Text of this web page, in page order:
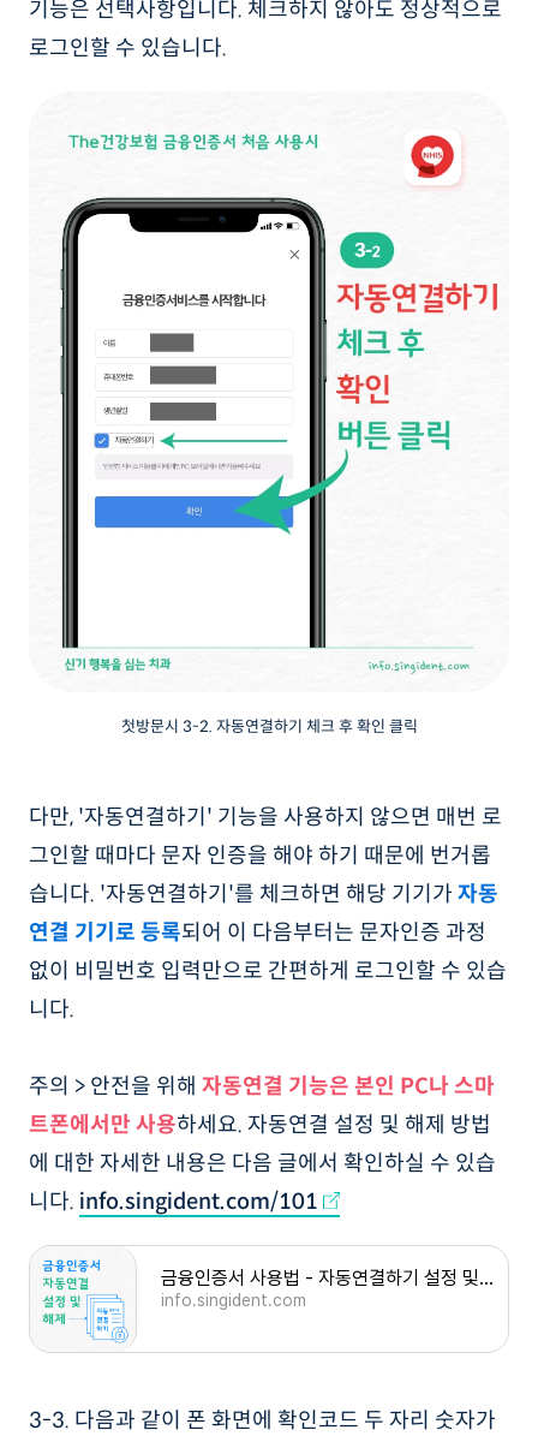
기능은 선택사항입니다. 체크하지 않아도 정상적으로
로그인할 수 있습니다.
첫방문시 3-2. 자동연결하기 체크 후 확인 클릭
다만, '자동연결하기' 기능을 사용하지 않으면 매번 로
그인할 때마다 문자 인증을 해야 하기 때문에 번거롭
습니다. '자동연결하기'를 체크하면 해당 기기가 자동
연결 기기로 등록되어 이 다음부터는 문자인증 과정
없이 비밀번호 입력만으로 간편하게 로그인할 수 있습
니다.
주의 > 안전을 위해 자동연결 기능은 본인 PC나 스마
트폰에서만 사용하세요. 자동연결 설정 및 해제 방법
에 대한 자세한 내용은 다음 글에서 확인하실 수 있습
니다. info.singident.com/101
금융인증서 사용법 - 자동연결하기 설정 및 해제 방법
info.singident.com
3-3. 다음과 같이 폰 화면에 확인코드 두 자리 숫자가